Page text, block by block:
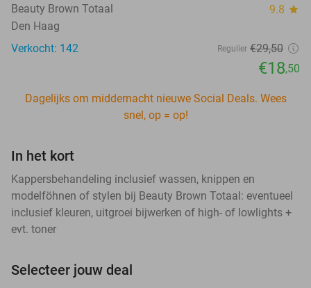
Beauty Brown Totaal 9.8 star
Den Haag
Verkocht: 142
Regulier €29,50
€18,50
Dagelijks om middernacht nieuwe Social Deals. Wees
snel, op = op!
In het kort
Kappersbehandeling inclusief wassen, knippen en
modelföhnen of stylen bij Beauty Brown Totaal: eventueel
inclusief kleuren, uitgroei bijwerken of high- of lowlights +
evt. toner
Selecteer jouw deal